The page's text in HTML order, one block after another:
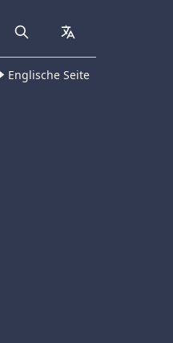
Search collapsed
Englische Seite